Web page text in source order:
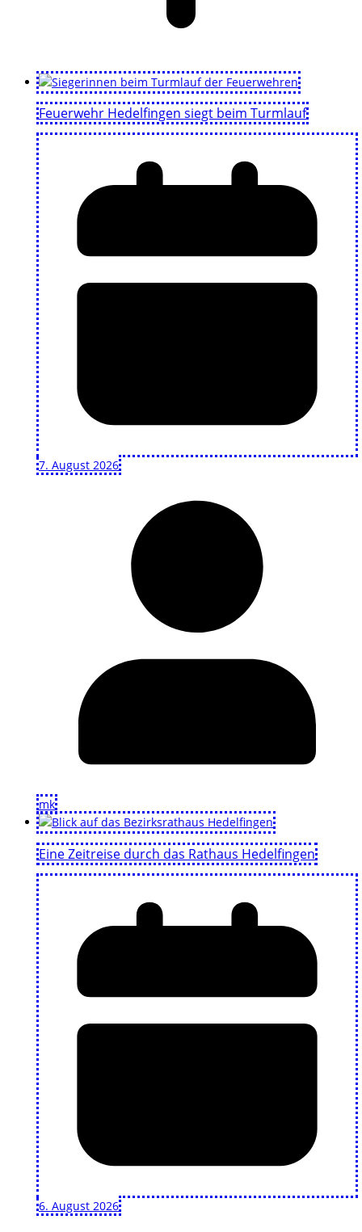
Feuerwehr Hedelfingen siegt beim Turmlauf
7. August 2026
mk
Eine Zeitreise durch das Rathaus Hedelfingen
6. August 2026